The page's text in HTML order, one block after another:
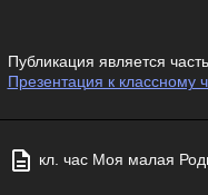
Публикация является
Презентация к
кл. час Моя малая